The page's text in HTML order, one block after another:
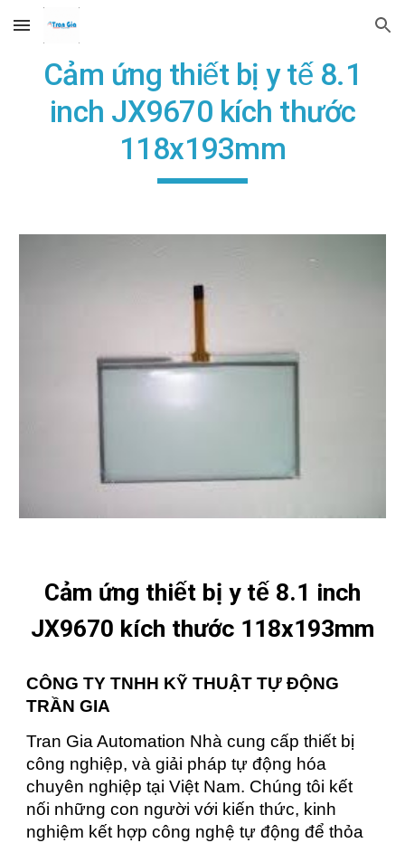
Skip to main content Skip to navigation
Cảm ứng thiết bị y tế 8.1
inch JX9670 kích thước
118x193mm
Cảm ứng thiết bị y tế 8.1 inch
JX9670 kích thước 118x193mm
CÔNG TY TNHH KỸ THUẬT TỰ ĐỘNG
TRẦN GIA
Tran Gia Automation Nhà cung cấp thiết bị
công nghiệp, và giải pháp tự động hóa
chuyên nghiệp tại Việt Nam. Chúng tôi kết
nối những con người với kiến thức, kinh
nghiệm kết hợp công nghệ tự động để thỏa